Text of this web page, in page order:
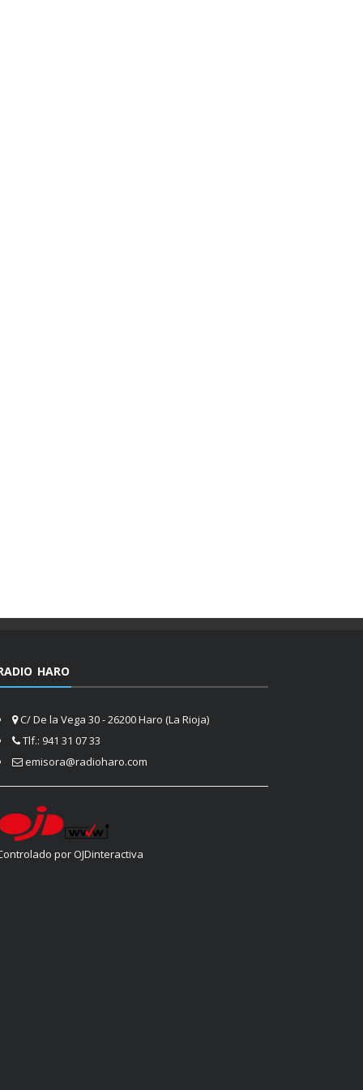
HARO
C/ De la Vega 30 - 26200 Haro (La Rioja)
Tlf.: 941 31 07 33
emisora@radioharo.com
por OJDinteractiva